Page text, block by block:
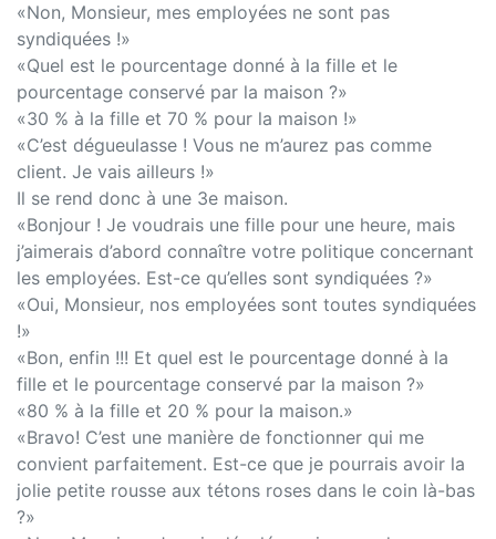
«Non, Monsieur, mes employées ne sont pas
syndiquées !»
«Quel est le pourcentage donné à la fille et le
pourcentage conservé par la maison ?»
«30 % à la fille et 70 % pour la maison !»
«C’est dégueulasse ! Vous ne m’aurez pas comme
client. Je vais ailleurs !»
Il se rend donc à une 3e maison.
«Bonjour ! Je voudrais une fille pour une heure, mais
j’aimerais d’abord connaître votre politique concernant
les employées. Est-ce qu’elles sont syndiquées ?»
«Oui, Monsieur, nos employées sont toutes syndiquées
!»
«Bon, enfin !!! Et quel est le pourcentage donné à la
fille et le pourcentage conservé par la maison ?»
«80 % à la fille et 20 % pour la maison.»
«Bravo! C’est une manière de fonctionner qui me
convient parfaitement. Est-ce que je pourrais avoir la
jolie petite rousse aux tétons roses dans le coin là-bas
?»